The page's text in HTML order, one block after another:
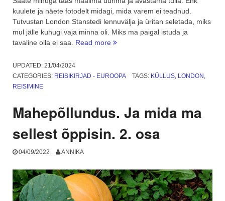
kuulete ja näete fotodelt midagi, mida varem ei teadnud.
Tutvustan London Stanstedi lennuvälja ja üritan seletada, miks
mul jälle kuhugi vaja minna oli. Miks ma paigal istuda ja
tavaline olla ei saa. Read more “London
mul
1.
UPDATED: 21/04/2024
CATEGORIES: REISIKIRJAD - EUROOPA TAGS: KÜLLUS, LONDON
REISIMINE
Mahepõllundus. Ja mida ma
sellest õppisin. 2. osa
04/09/2022 ANNIKA